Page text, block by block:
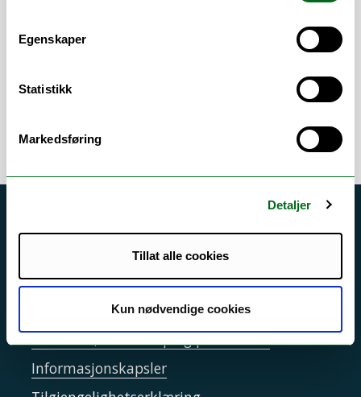
Egenskaper
Statistikk
Markedsføring
Detaljer
Tillat alle cookies
Kun nødvendige cookies
Arbeidsområder
Opptak Veiledning
Driftsmeldinger
Personvern ved UiT
Sikkerhet, beredskap og personvern
Informasjonskapsler